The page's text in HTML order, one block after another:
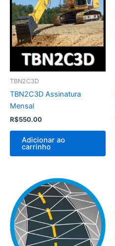
TBN2C3D
TBN2C3D Assinatura
Mensal
R$550.00
Adicionar ao
carrinho